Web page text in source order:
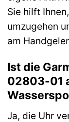
Sie hilft
umzugehen
am
Ist die
02803-01
Ja, die Uhr